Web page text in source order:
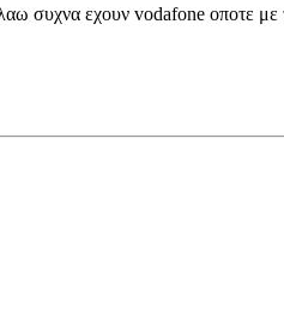
συχνα εχουν vodafone οποτε